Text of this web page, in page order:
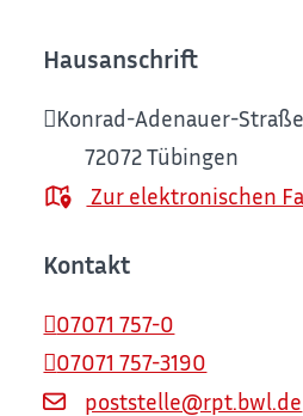
Hausanschrift
Konrad-Adenauer-
72072Tübingen
Zur elektronischen
Kontakt
07071 757-0
07071 757-3190
poststelle@rpt.bwl.de